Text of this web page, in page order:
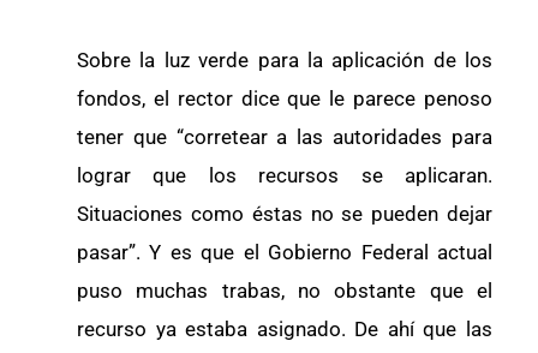
Sobre la luz verde para la aplicación de los
fondos, el rector dice que le parece penoso
tener que “corretear a las autoridades para
lograr que los recursos se aplicaran.
Situaciones como éstas no se pueden dejar
pasar”. Y es que el Gobierno Federal actual
puso muchas trabas, no obstante que el
recurso ya estaba asignado. De ahí que las